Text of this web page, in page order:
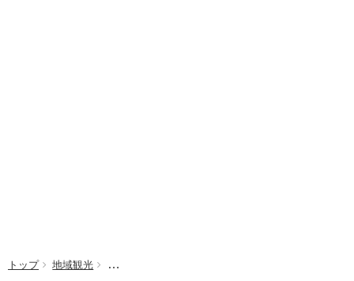
トップ 地域観光 小笠原村観光局、“Stay Home with OGASAWARA”